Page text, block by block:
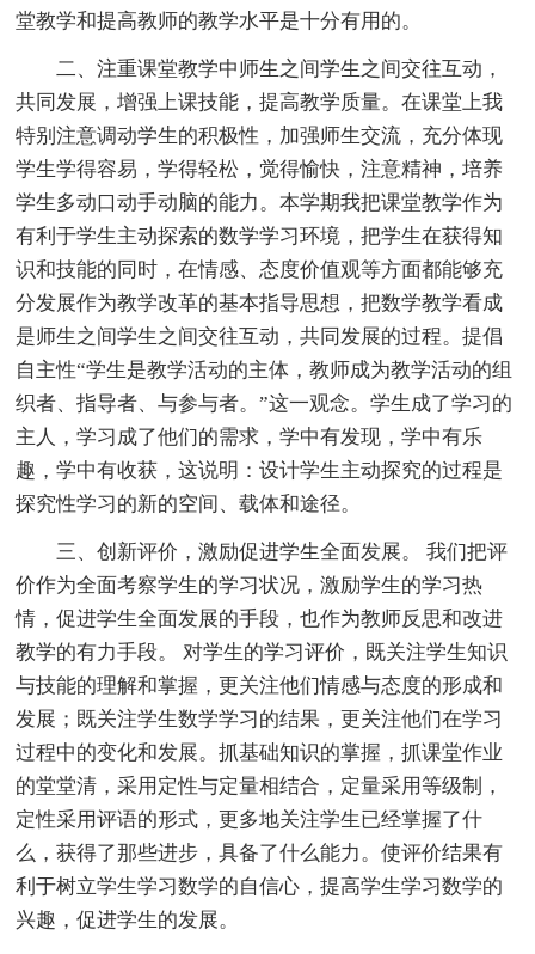
堂教学和提高教师的教学水平是十分有用的。
二、注重课堂教学中师生之间学生之间交往互动，
共同发展，增强上课技能，提高教学质量。在课堂上我
特别注意调动学生的积极性，加强师生交流，充分体现
学生学得容易，学得轻松，觉得愉快，注意精神，培养
学生多动口动手动脑的能力。本学期我把课堂教学作为
有利于学生主动探索的数学学习环境，把学生在获得知
识和技能的同时，在情感、态度价值观等方面都能够充
分发展作为教学改革的基本指导思想，把数学教学看成
是师生之间学生之间交往互动，共同发展的过程。提倡
自主性“学生是教学活动的主体，教师成为教学活动的组
织者、指导者、与参与者。”这一观念。学生成了学习的
主人，学习成了他们的需求，学中有发现，学中有乐
趣，学中有收获，这说明：设计学生主动探究的过程是
探究性学习的新的空间、载体和途径。
三、创新评价，激励促进学生全面发展。 我们把评
价作为全面考察学生的学习状况，激励学生的学习热
情，促进学生全面发展的手段，也作为教师反思和改进
教学的有力手段。 对学生的学习评价，既关注学生知识
与技能的理解和掌握，更关注他们情感与态度的形成和
发展；既关注学生数学学习的结果，更关注他们在学习
过程中的变化和发展。抓基础知识的掌握，抓课堂作业
的堂堂清，采用定性与定量相结合，定量采用等级制，
定性采用评语的形式，更多地关注学生已经掌握了什
么，获得了那些进步，具备了什么能力。使评价结果有
利于树立学生学习数学的自信心，提高学生学习数学的
兴趣，促进学生的发展。